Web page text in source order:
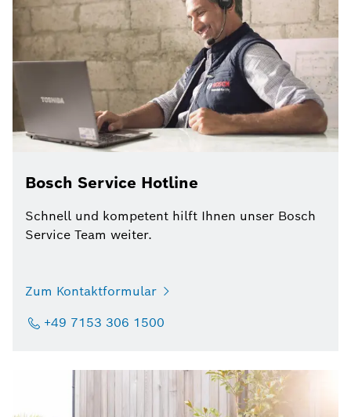
Bosch Service Hotline
Schnell und kompetent hilft Ihnen unser Bosch
Service Team weiter.
Zum Kontaktformular
+49 7153 306 1500